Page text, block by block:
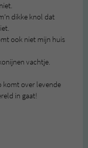
dikke knol dat
ook niet mijn huis
vachtje.
komt over levende
in gaat!